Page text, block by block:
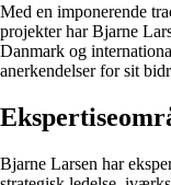
Med en imponerende
projekter har Bjarne
Danmark og
anerkendelser for sit
Bjarne Larsen har